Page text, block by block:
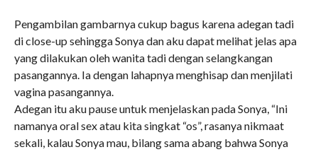
Pengambilan gambarnya cukup bagus karena adegan tadi
di close-up sehingga Sonya dan aku dapat melihat jelas apa
yang dilakukan oleh wanita tadi dengan selangkangan
pasangannya. Ia dengan lahapnya menghisap dan menjilati
vagina pasangannya.
Adegan itu aku pause untuk menjelaskan pada Sonya, “Ini
namanya oral sex atau kita singkat “os”, rasanya nikmaat
sekali, kalau Sonya mau, bilang sama abang bahwa Sonya